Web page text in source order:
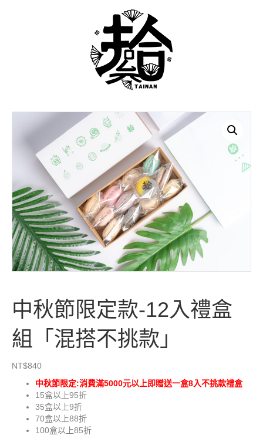
中秋節限定款-12入禮盒
組「混搭不挑款」
NT$840
中秋節限定:消費滿5000元以上即贈送一盒8入不挑款禮盒
15盒以上95折
35盒以上9折
70盒以上88折
100盒以上85折